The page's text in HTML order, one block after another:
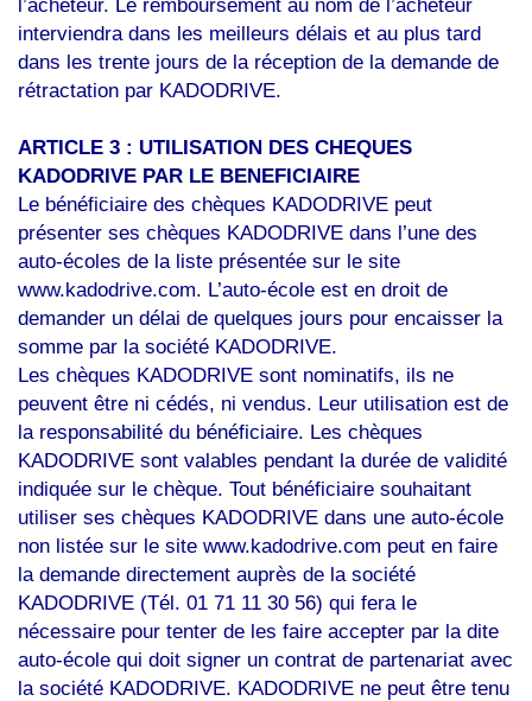
l’acheteur. Le remboursement au nom de l’acheteur
interviendra dans les meilleurs délais et au plus tard
dans les trente jours de la réception de la demande de
rétractation par KADODRIVE.
ARTICLE 3 : UTILISATION DES CHEQUES
KADODRIVE PAR LE BENEFICIAIRE
Le bénéficiaire des chèques KADODRIVE peut
présenter ses chèques KADODRIVE dans l’une des
auto-écoles de la liste présentée sur le site
www.kadodrive.com. L’auto-école est en droit de
demander un délai de quelques jours pour encaisser la
somme par la société KADODRIVE.
Les chèques KADODRIVE sont nominatifs, ils ne
peuvent être ni cédés, ni vendus. Leur utilisation est de
la responsabilité du bénéficiaire. Les chèques
KADODRIVE sont valables pendant la durée de validité
indiquée sur le chèque. Tout bénéficiaire souhaitant
utiliser ses chèques KADODRIVE dans une auto-école
non listée sur le site www.kadodrive.com peut en faire
la demande directement auprès de la société
KADODRIVE (Tél. 01 71 11 30 56) qui fera le
nécessaire pour tenter de les faire accepter par la dite
auto-école qui doit signer un contrat de partenariat avec
la société KADODRIVE. KADODRIVE ne peut être tenu